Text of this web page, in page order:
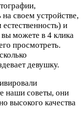
своем устройстве,
и
можете в 4 клика
просмотреть.
девушку.
наши советы, они
высокого качества